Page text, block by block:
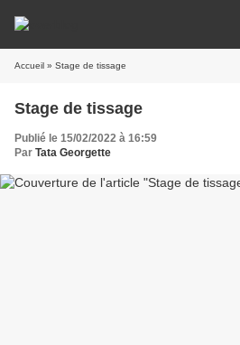
Accueil » Stage de tissage
Stage de tissage
Publié le 15/02/2022 à 16:59
Par Tata Georgette